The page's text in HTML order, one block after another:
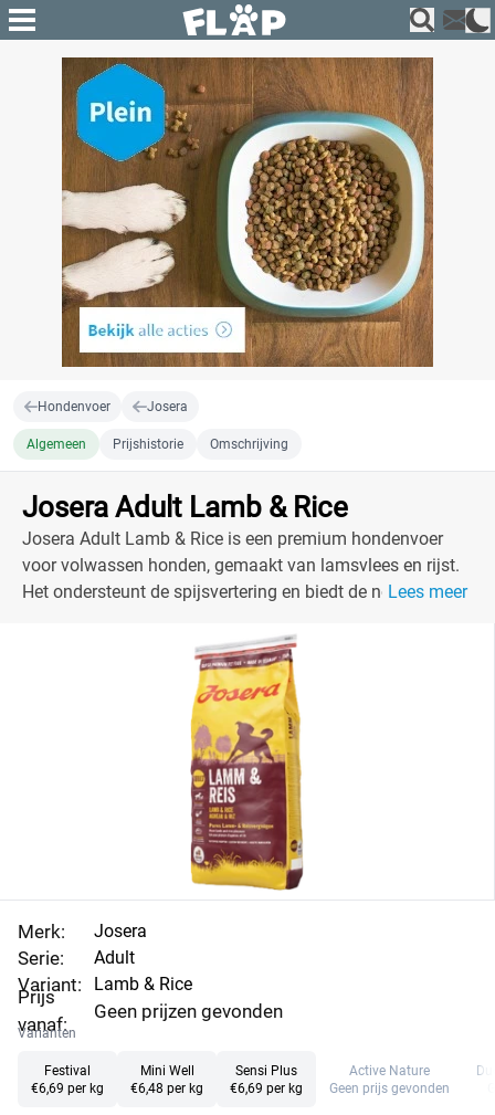
Hondenvoer Josera
Algemeen Prijshistorie Omschrijving
Josera Adult Lamb & Rice
Josera Adult Lamb & Rice is een premium hondenvoer
voor volwassen honden, gemaakt van lamsvlees en rijst.
Het ondersteunt de spijsvertering en biedt de nodigeLees meer
Merk:
Serie:
Variant:
Prijs
vanaf:
Josera
Adult
Lamb & Rice
Geen prijzen gevonden
Varianten
Festival
€6,69 per kg
Mini Well
€6,48 per kg
Sensi Plus
€6,69 per kg
Active Nature
Geen prijs gevonden